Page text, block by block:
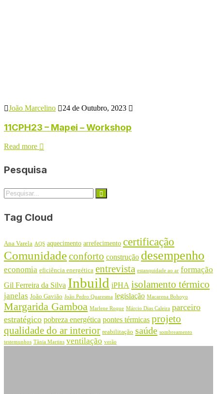
João Marcelino 24 de Outubro, 2023
11CPH23 – Mapei – Workshop
Read more
Pesquisa
Tag Cloud
Ana Varela AQS aquecimento arrefecimento certificação
Comunidadeconforto construção desempenho
economia eficiência energética entrevista estanquidade ao ar formação
Gil Ferreira da Silva Inbuild iPHA isolamento térmico
janelas João Gavião João Pedro Quaresma legislação Macarena Bohoyo
Margarida Gamboa Marlene Roque Márcio Dias Caleira parceiro
estratégico pobreza energética pontes térmicas projeto
qualidade do ar interior reabilitação saúde sombreamento
testemunhos Tânia Martins ventilação verão